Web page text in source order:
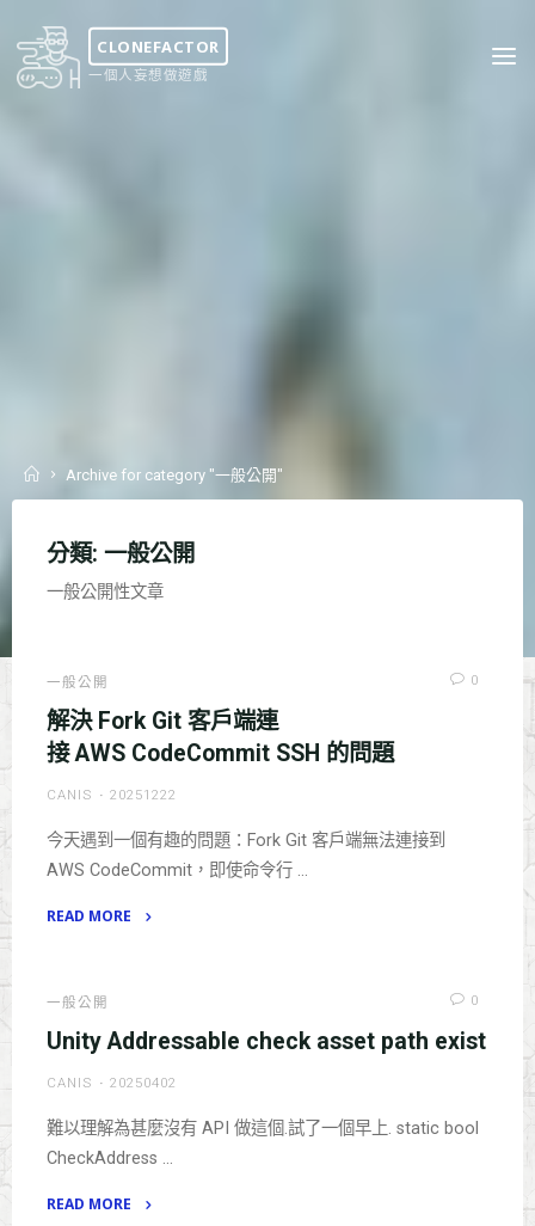
content
CLONEFACTOR
一個人妄想做遊戲
HomeArchive for category "一般公開"
分類: 一般公開
一般公開性文章
一般公開 0
解決 Fork Git 客戶端連
接 AWS CodeCommit SSH 的問題
CANIS 20251222
今天遇到一個有趣的問題：Fork Git 客戶端無法連接到
AWS CodeCommit，即使命令行 …
READ MORE
戶
端
接 AWS CodeCommit SSH 的
問
一般公開 0
Unity Addressable check asset path exist
CANIS 20250402
難以理解為甚麼沒有 API 做這個.試了一個早上. static bool
CheckAddress …
READ MORE